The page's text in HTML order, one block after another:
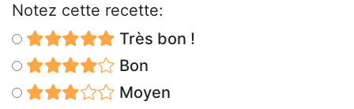
Notez cette recette:
Très bon !
Bon
Moyen